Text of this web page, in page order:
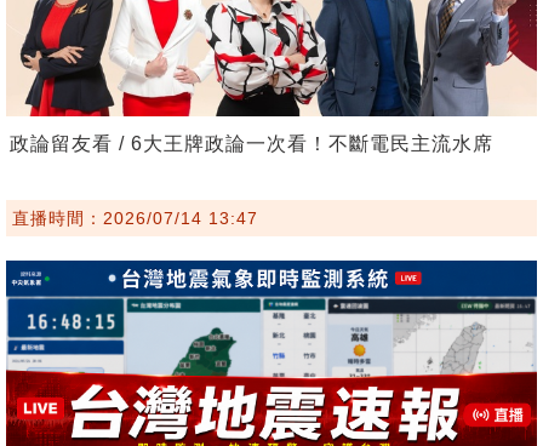
政論留友看 / 6大王牌政論一次看！不斷電民主流水席
直播時間：2026/07/14 13:47